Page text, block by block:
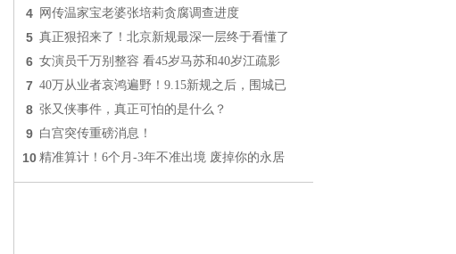
4 网传温家宝老婆张培莉贪腐调查进度
5 真正狠招来了！北京新规最深一层终于看懂了
6 女演员千万别整容 看45岁马苏和40岁江疏影
7 40万从业者哀鸿遍野！9.15新规之后，围城已
8 张又侠事件，真正可怕的是什么？
9 白宫突传重磅消息！
10 精准算计！6个月-3年不准出境 废掉你的永居